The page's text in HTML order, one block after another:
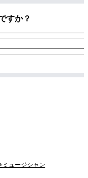
すか？
ミュージシャン